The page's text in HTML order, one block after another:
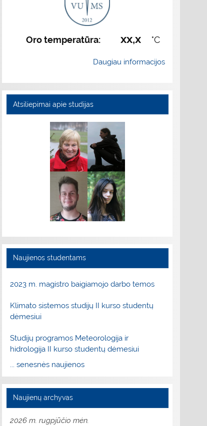
Oro temperatūra: xx,x °C
Daugiau informacijos
Atsiliepimai apie studijas
Naujienos studentams
2023 m. magistro baigiamojo darbo temos
Klimato sistemos studijų II kurso studentų
dėmesiui
Studijų programos Meteorologija ir
hidrologija II kurso studentų dėmesiui
... senesnės naujienos
Naujienų archyvas
2026 m. rugpjūčio mėn.